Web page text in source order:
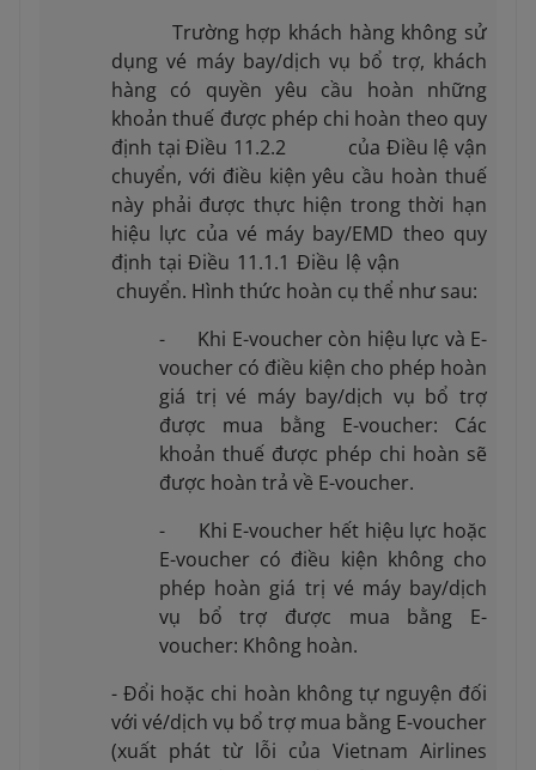
Trường hợp khách hàng không sử
dụng vé máy bay/dịch vụ bổ trợ, khách
hàng có quyền yêu cầu hoàn những
khoản thuế được phép chi hoàn theo quy
định tại Điều 11.2.2 của Điều lệ vận
chuyển, với điều kiện yêu cầu hoàn thuế
này phải được thực hiện trong thời hạn
hiệu lực của vé máy bay/EMD theo quy
định tại Điều 11.1.1 Điều lệ vận
chuyển. Hình thức hoàn cụ thể như sau:
- Khi E-voucher còn hiệu lực và E-
voucher có điều kiện cho phép hoàn
giá trị vé máy bay/dịch vụ bổ trợ
được mua bằng E-voucher: Các
khoản thuế được phép chi hoàn sẽ
được hoàn trả về E-voucher.
- Khi E-voucher hết hiệu lực hoặc
E-voucher có điều kiện không cho
phép hoàn giá trị vé máy bay/dịch
vụ bổ trợ được mua bằng E-
voucher: Không hoàn.
- Đổi hoặc chi hoàn không tự nguyện đối
với vé/dịch vụ bổ trợ mua bằng E-voucher
(xuất phát từ lỗi của Vietnam Airlines